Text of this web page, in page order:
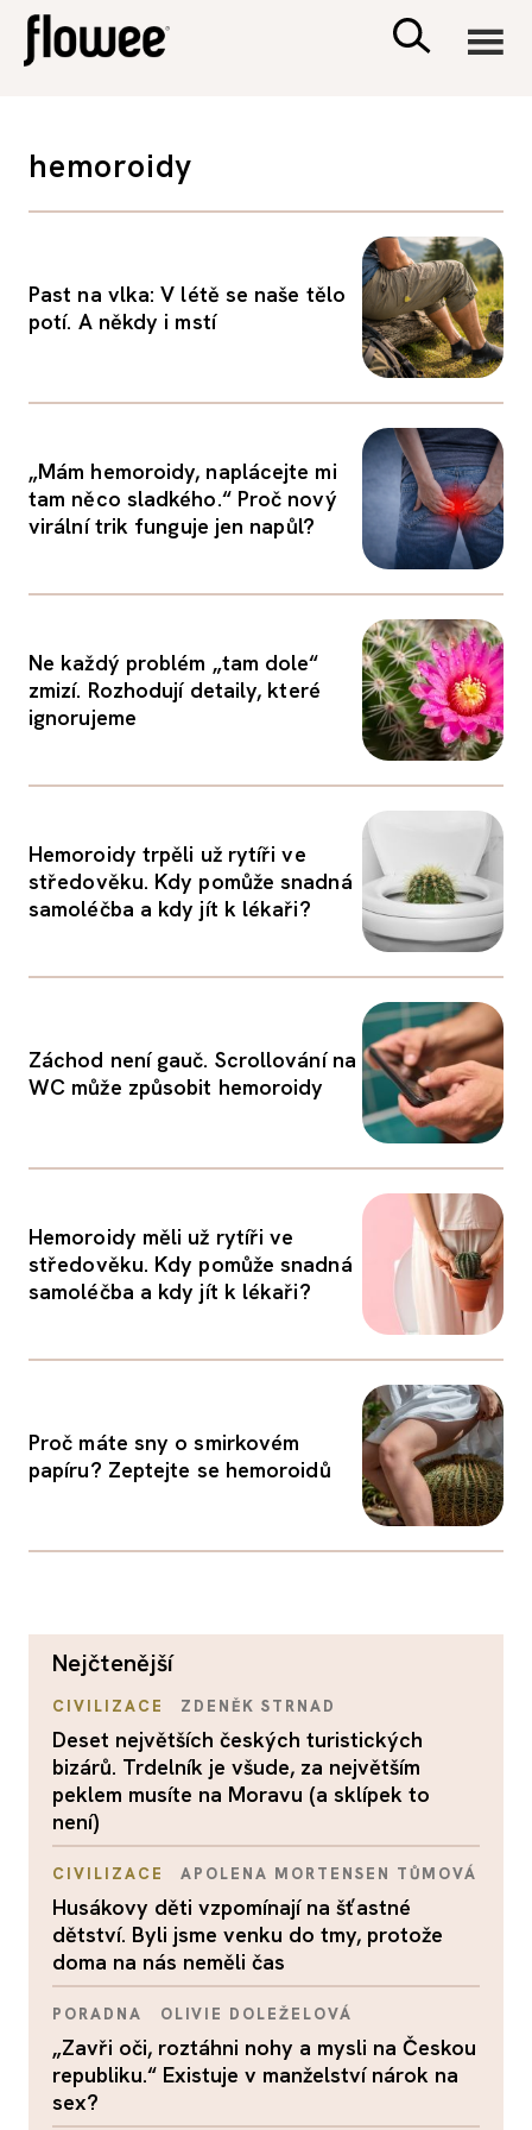
PORADNA
hemoroidy
Past na vlka: V létě se naše tělo
potí. A někdy i mstí
„Mám hemoroidy, naplácejte mi
tam něco sladkého.“ Proč nový
virální trik funguje jen napůl?
Ne každý problém „tam dole“
zmizí. Rozhodují detaily, které
ignorujeme
Hemoroidy trpěli už rytíři ve
středověku. Kdy pomůže snadná
samoléčba a kdy jít k lékaři?
Záchod není gauč. Scrollování na
WC může způsobit hemoroidy
Hemoroidy měli už rytíři ve
středověku. Kdy pomůže snadná
samoléčba a kdy jít k lékaři?
Proč máte sny o smirkovém
papíru? Zeptejte se hemoroidů
nejčtenější
CIVILIZACE ZDENĚK STRNAD
Deset největších českých turistických
bizárů. Trdelník je všude, za největším
peklem musíte na Moravu (a sklípek to
není)
CIVILIZACE APOLENA MORTENSEN TŮMOVÁ
Husákovy děti vzpomínají na šťastné
dětství. Byli jsme venku do tmy, protože
doma na nás neměli čas
PORADNA OLIVIE DOLEŽELOVÁ
„Zavři oči, roztáhni nohy a mysli na Českou
republiku.“ Existuje v manželství nárok na
sex?